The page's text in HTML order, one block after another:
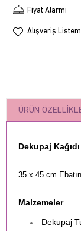
Fiyat Alarmı
Alışveriş
ÜRÜN
Dekupaj
35 x 45 cm
Malzemeler
Dekupaj